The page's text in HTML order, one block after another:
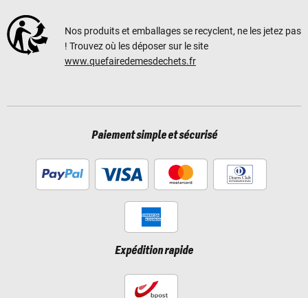
Nos produits et emballages se recyclent, ne les jetez pas
! Trouvez où les déposer sur le site
www.quefairedemesdechets.fr
Paiement simple et sécurisé
Expédition rapide